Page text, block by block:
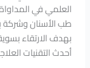
العلمي في
طب الأسنان وشركة
بهدف الارتقاء
أحدث التقنيات